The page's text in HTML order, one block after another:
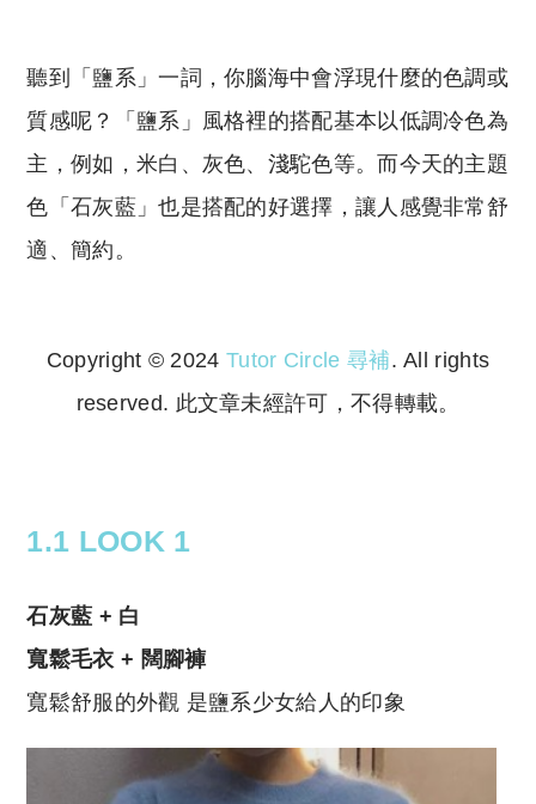
聽到「鹽系」一詞，你腦海中會浮現什麼的色調或
質感呢？「鹽系」風格裡的搭配基本以低調冷色為
主，例如，米白、灰色、淺駝色等。而今天的主題
色「石灰藍」也是搭配的好選擇，讓人感覺非常舒
適、簡約。
Copyright © 2024 Tutor Circle 尋補. All rights
reserved. 此文章未經許可，不得轉載。
1.1 LOOK 1
石灰藍 + 白
寬鬆毛衣 + 闊腳褲
寬鬆舒服的外觀 是鹽系少女給人的印象